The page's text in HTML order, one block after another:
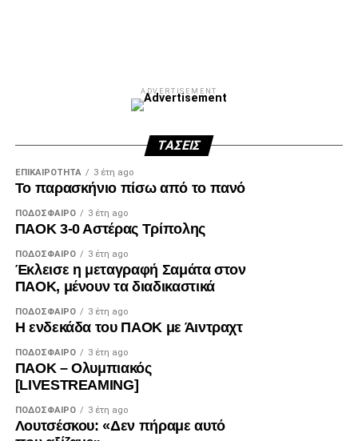
ADVERTISEMENT
ΤΆΣΕΙΣ
ΕΠΙΚΑΙΡΌΤΗΤΑ 3 έτη ago
Το παρασκήνιο πίσω από το πανό
ΠΟΔΌΣΦΑΙΡΟ 3 έτη ago
ΠΑΟΚ 3-0 Αστέρας Τρίπολης
ΠΟΔΌΣΦΑΙΡΟ 3 έτη ago
Έκλεισε η μεταγραφή Σαμάτα στον
ΠΑΟΚ, μένουν τα διαδικαστικά
ΠΟΔΌΣΦΑΙΡΟ 3 έτη ago
Η ενδεκάδα του ΠΑΟΚ με Άιντραχτ
ΠΟΔΌΣΦΑΙΡΟ 3 έτη ago
ΠΑΟΚ – Ολυμπιακός
[LIVESTREAMING]
ΠΟΔΌΣΦΑΙΡΟ 3 έτη ago
Λουτσέσκου: «Δεν πήραμε αυτό